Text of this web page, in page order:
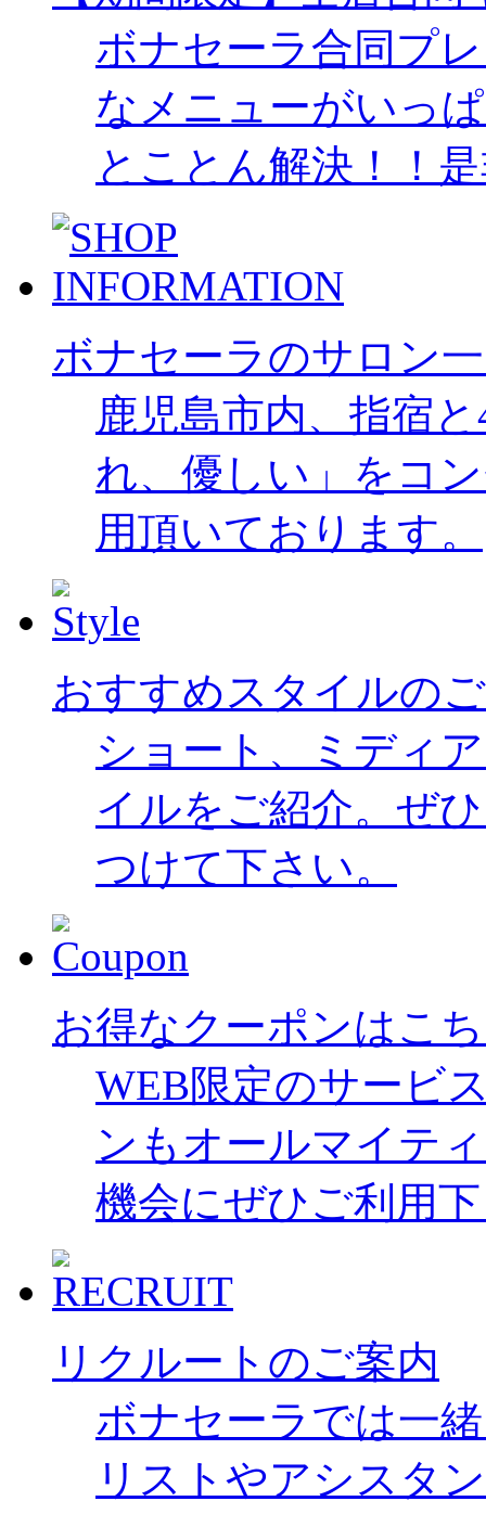
ボナセーラ合同プ
なメニューがいっ
とことん解決！！
ボナセーラのサロン
鹿児島市内、指宿
れ、優しい」をコ
用頂いております。
おすすめスタイルの
ショート、ミディ
イルをご紹介。ぜ
つけて下さい。
お得なクーポンはこ
WEB限定のサービ
ンもオールマイテ
機会にぜひご利用
リクルートのご案内
ボナセーラでは一
リストやアシスタ